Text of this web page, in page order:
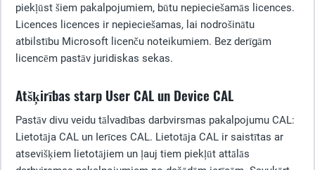
piekļūst šiem pakalpojumiem, būtu nepieciešamās licences.
Licences licences ir nepieciešamas, lai nodrošinātu
atbilstību Microsoft licenču noteikumiem. Bez derīgām
licencēm pastāv juridiskas sekas.
Atšķirības starp User CAL un Device CAL
Pastāv divu veidu tālvadības darbvirsmas pakalpojumu CAL:
Lietotāja CAL un Ierīces CAL. Lietotāja CAL ir saistītas ar
atsevišķiem lietotājiem un ļauj tiem piekļūt attālās